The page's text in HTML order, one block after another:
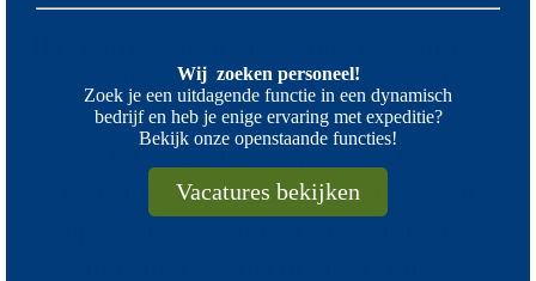
vostro trasporto con professionalità e
passione, da e verso qualsiasi luogo
desiderato nell’Europa occidentale.
Per questo proponiamo differenti
Wij zoeken personeel!
Zoek je een uitdagende functie in een dynamisch
bedrijf en heb je enige ervaring met expeditie?
Bekijk onze openstaande functies!
Vacatures bekijken